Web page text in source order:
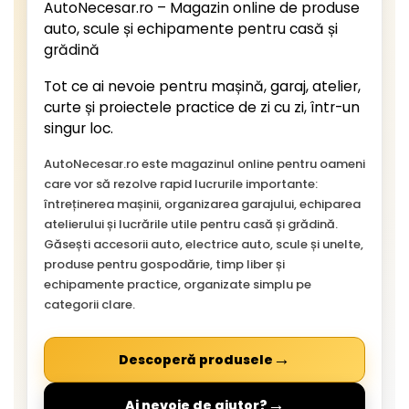
AutoNecesar.ro – Magazin online de produse
auto, scule și echipamente pentru casă și
grădină
Tot ce ai nevoie pentru mașină, garaj, atelier,
curte și proiectele practice de zi cu zi, într-un
singur loc.
AutoNecesar.ro este magazinul online pentru oameni
care vor să rezolve rapid lucrurile importante:
întreținerea mașinii, organizarea garajului, echiparea
atelierului și lucrările utile pentru casă și grădină.
Găsești accesorii auto, electrice auto, scule și unelte,
produse pentru gospodărie, timp liber și
echipamente practice, organizate simplu pe
categorii clare.
Descoperă produsele →
Ai nevoie de ajutor?